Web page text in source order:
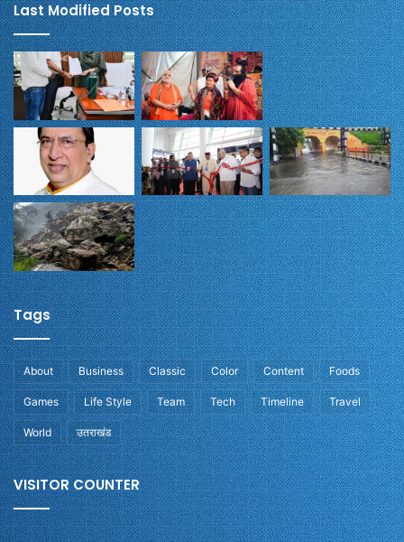
Last Modified Posts
Tags
About Business Classic Color Content Foods
Games Life Style Team Tech Timeline Travel
World उतराखंड
VISITOR COUNTER